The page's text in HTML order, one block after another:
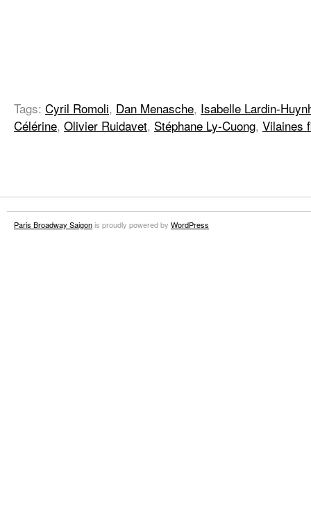
Tags: Cyril Romoli, Dan Menasche, Isabelle Lardin-
Célérine, Olivier Ruidavet, Stéphane Ly-Cuong, Vilaines
Paris Broadway Saigonis proudly powered by WordPress